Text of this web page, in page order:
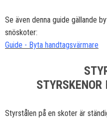
Se även denna guide gällande
snöskoter:
Guide - Byta handtagsvärmare
STYRSKENOR
Styrstålen på en skoter är